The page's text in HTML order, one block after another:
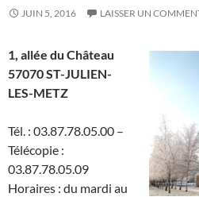
JUIN 5, 2016 LAISSER UN
1, allée du Château
57070 ST-JULIEN-
LES-METZ
Tél. : 03.87.78.05.00 –
Télécopie :
03.87.78.05.09
Horaires : du mardi au